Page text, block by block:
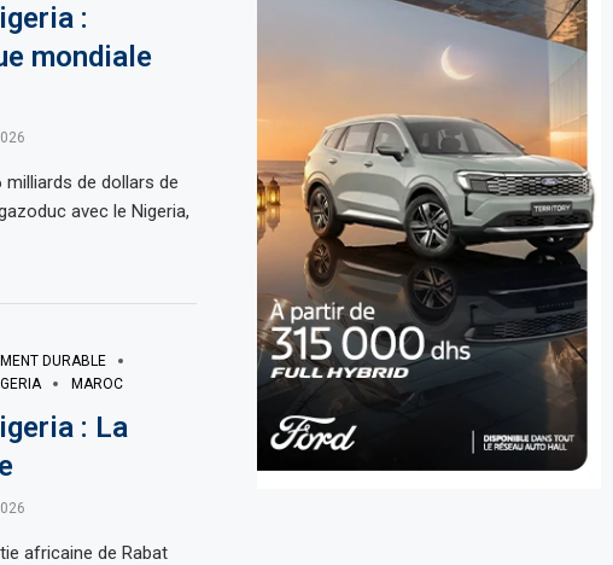
:
mondiale
de dollars de
avec le Nigeria,
DURABLE
MAROC
: La
africaine de Rabat